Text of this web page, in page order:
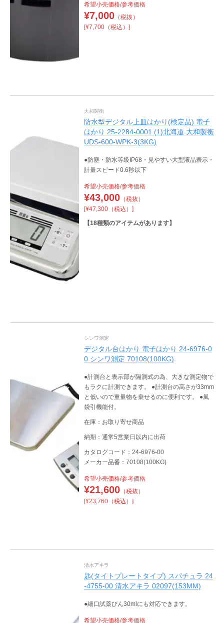
希望小売価格/参考価格
¥7,000（税抜）
[¥7,700（税込）]
大和製衡
防水型デジタル上皿はかり(検定品) 電子
はかり 25-2284-0001 (1)北海道 大和製衡
UDS-600-WPK-3(3KG)
●防塵・防水等級IP68・見やすい大型液晶表示・
計量スピード0.6秒以下
希望小売価格/参考価格
¥43,000（税抜）
[¥47,300（税込）]
【18種類のアイテムがあります】
シンワ測定
デジタル台はかり 電子はかり 24-6976-0
0 シンワ測定 70108(100KG)
●計測台と表示部が隔測式の為、大きな測定物で
もラクに計測できます。 ●計測台の高さが33mm
と低いので重量物を乗せるのに便利です。 ●風
袋引機能付。
在庫：お取り寄せ商品
納期：通常5営業日以内に出荷
カタログコード：24-6976-00
メーカー品番：70108(100KG)
希望小売価格/参考価格
¥21,600（税抜）
[¥23,760（税込）]
清水アキラ
匙(タイトプレートタイプ) スパチュラ 24
-4755-00 清水アキラ 02097(153MM)
●細口試薬びん30mlにも対応できます。
希望小売価格/参考価格